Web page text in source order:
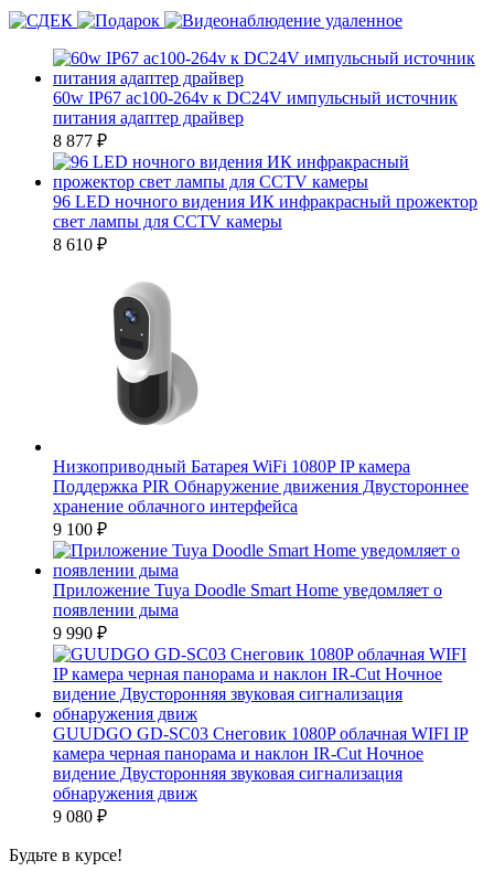
60w IP67 ac100-264v к DC24V импульсный источник
питания адаптер драйвер
8 877 ₽
96 LED ночного видения ИК инфракрасный прожектор
свет лампы для CCTV камеры
8 610 ₽
Низкоприводный Батарея WiFi 1080P IP камера
Поддержка PIR Обнаружение движения Двустороннее
хранение облачного интерфейса
9 100 ₽
Приложение Tuya Doodle Smart Home уведомляет о
появлении дыма
9 990 ₽
GUUDGO GD-SC03 Снеговик 1080P облачная WIFI IP
камера черная панорама и наклон IR-Cut Ночное
видение Двусторонняя звуковая сигнализация
обнаружения движ
9 080 ₽
Будьте в курсе!